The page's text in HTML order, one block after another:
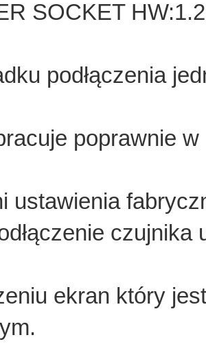
SOCKET
podłączenia
poprawnie
ustawienia
czujnika
ekran który